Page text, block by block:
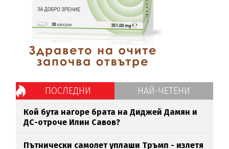
ПОСЛЕДНИ НАЙ-ЧЕТЕНИ
Кой бута нагоре брата на Диджей Дамян и
ДС-отроче Илин Савов?
Пътнически самолет уплаши Тръмп - излетя